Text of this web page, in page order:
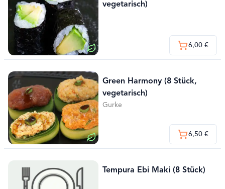
vegetarisch)
6,00 €
Green Harmony (8 Stück,
vegetarisch)
Gurke
6,50 €
Tempura Ebi Maki (8 Stück)